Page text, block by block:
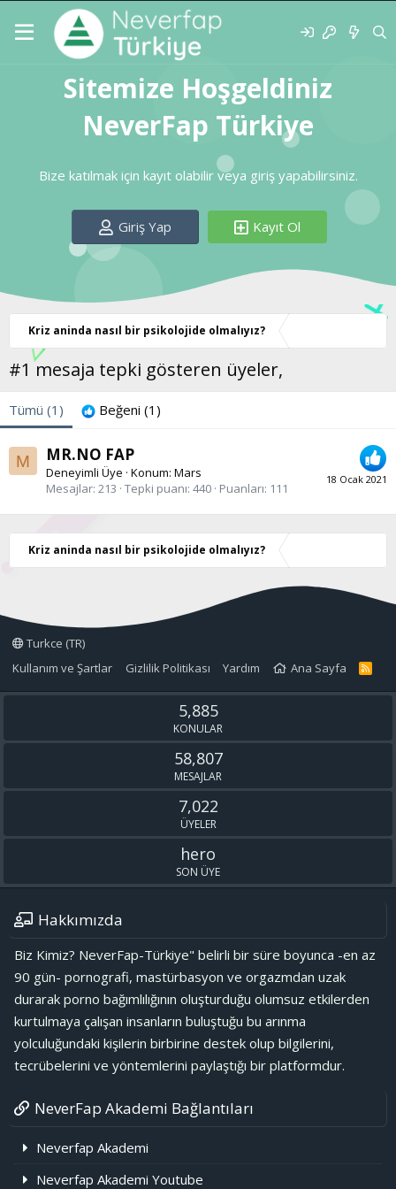
Sitemize Hoşgeldiniz
NeverFap Türkiye
Bize katılmak için kayıt olabilir veya giriş yapabilirsiniz.
Giriş Yap Kayıt Ol
Kriz aninda nasıl bir psikolojide olmalıyız?
#1 mesaja tepki gösteren üyeler,
Tümü (1) Beğeni (1)
M
18 Ocak 2021
MR.NO FAP
Deneyimli Üye · Konum: Mars
Mesajlar 213 Tepki puanı 440 Puanları 111
Kriz aninda nasıl bir psikolojide olmalıyız?
Turkce (TR)
Kullanım ve Şartlar
Gizlilik Politikası Yardım Ana Sayfa
R
S
5,885
KONULAR
58,807
MESAJLAR
7,022
ÜYELER
hero
SON ÜYE
Hakkımızda
Biz Kimiz? NeverFap-Türkiye" belirli bir süre boyunca -en az
90 gün- pornografi, mastürbasyon ve orgazmdan uzak
durarak porno bağımlılığının oluşturduğu olumsuz etkilerden
kurtulmaya çalışan insanların buluştuğu bu arınma
yolculuğundaki kişilerin birbirine destek olup bilgilerini,
tecrübelerini ve yöntemlerini paylaştığı bir platformdur.
NeverFap Akademi Bağlantıları
Neverfap Akademi
Neverfap Akademi Youtube